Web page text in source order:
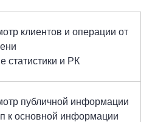
клиентов и операции от
статистики и РК
публичной информации
к основной информации